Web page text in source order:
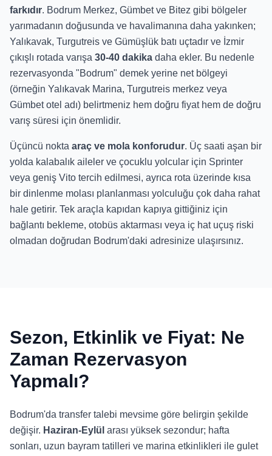
farkıdır. Bodrum Merkez, Gümbet ve Bitez gibi bölgeler
yarımadanın doğusunda ve havalimanına daha yakınken;
Yalıkavak, Turgutreis ve Gümüşlük batı uçtadır ve İzmir
çıkışlı rotada varışa 30-40 dakika daha ekler. Bu nedenle
rezervasyonda "Bodrum" demek yerine net bölgeyi
(örneğin Yalıkavak Marina, Turgutreis merkez veya
Gümbet otel adı) belirtmeniz hem doğru fiyat hem de doğru
varış süresi için önemlidir.
Üçüncü nokta araç ve mola konforudur. Üç saati aşan bir
yolda kalabalık aileler ve çocuklu yolcular için Sprinter
veya geniş Vito tercih edilmesi, ayrıca rota üzerinde kısa
bir dinlenme molası planlanması yolculuğu çok daha rahat
hale getirir. Tek araçla kapıdan kapıya gittiğiniz için
bağlantı bekleme, otobüs aktarması veya iç hat uçuş riski
olmadan doğrudan Bodrum'daki adresinize ulaşırsınız.
Sezon, Etkinlik ve Fiyat: Ne
Zaman Rezervasyon
Yapmalı?
Bodrum'da transfer talebi mevsime göre belirgin şekilde
değişir. Haziran-Eylül arası yüksek sezondur; hafta
sonları, uzun bayram tatilleri ve marina etkinlikleri ile gulet